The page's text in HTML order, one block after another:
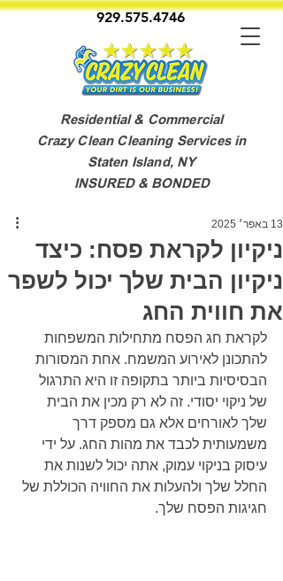
929.575.4746
Residential & Commercial
Crazy Clean Cleaning Services in
Staten Island, NY
INSURED & BONDED
ניקיון לקראת פסח: כיצד
ניקיון הבית שלך יכול לשפר
את חווית החג
13 באפר׳ 2025
לקראת חג הפסח מתחילות המשפחות
להתכונן לאירוע המשמח. אחת המסורות
הבסיסיות ביותר בתקופה זו היא התרגול
של ניקוי יסודי. זה לא רק מכין את הבית
שלך לאורחים אלא גם מספק דרך
משמעותית לכבד את מהות החג. על ידי
עיסוק בניקוי עמוק, אתה יכול לשנות את
החלל שלך ולהעלות את החוויה הכוללת של
חגיגות הפסח שלך.